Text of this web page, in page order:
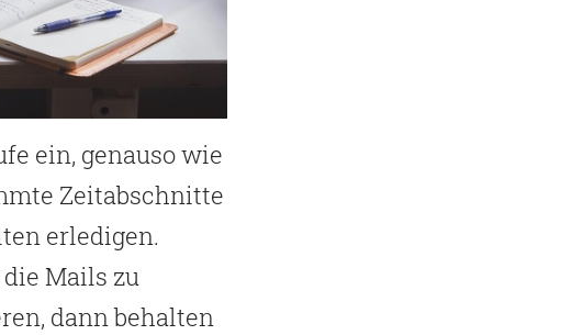
ein, genauso wie
Zeitabschnitte
erledigen.
Mails zu
dann behalten